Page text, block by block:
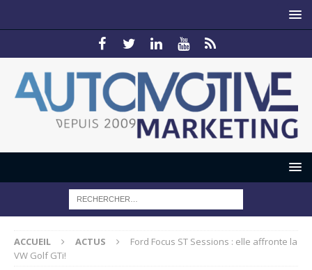
ACCUEIL ACTUS
Ford Focus ST Sessions : elle affronte la
VW Golf GTi!